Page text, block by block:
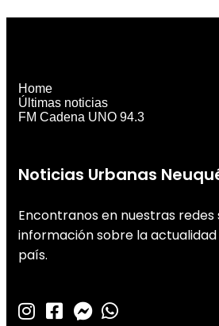
Noticias Urbanas
Encontranos en nuestras
información sobre la actualidad
país.
Home
Últimas noticias
FM Cadena UNO 94.3